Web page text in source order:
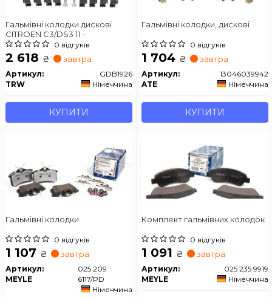
Гальмівні колодки дискові
CITROEN C3/DS3 11 -
0 відгуків
2 618 ₴ завтра
Артикул:
GDB1926
TRW
Німеччина
КУПИТИ
Гальмівні колодки, дискові
0 відгуків
1 704 ₴ завтра
Артикул:
13046039942
ATE
Німеччина
КУПИТИ
Гальмівні колодки
0 відгуків
1 107 ₴ завтра
Артикул:
025 209
6117/PD
MEYLE
Німеччина
Комплект гальмівних колодок
0 відгуків
1 091 ₴ завтра
Артикул:
025 235 9919
MEYLE
Німеччина